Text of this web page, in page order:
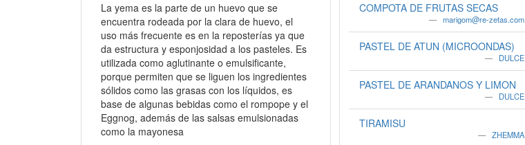
La yema es la parte de un huevo que se
encuentra rodeada por la clara de huevo, el
uso más frecuente es en la reposterías ya que
da estructura y esponjosidad a los pasteles. Es
utilizada como aglutinante o emulsificante,
porque permiten que se liguen los ingredientes
sólidos como las grasas con los líquidos, es
base de algunas bebidas como el rompope y el
Eggnog, además de las salsas emulsionadas
como la mayonesa
COMPOTA DE FRUTAS SECAS
marigom@re-zetas.com
PASTEL DE ATUN (MICROONDAS)
DULCE
PASTEL DE ARANDANOS Y LIMON
DULCE
TIRAMISU
ZHEMMA